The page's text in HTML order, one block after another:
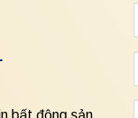
bất động sản